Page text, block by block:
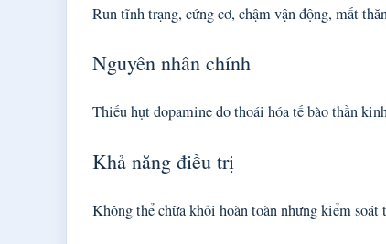
Run tĩnh trạng, cứng cơ, chậm vận động, mất
Nguyên nhân chính
Thiếu hụt dopamine do thoái hóa tế bào thần
Khả năng điều trị
Không thể chữa khỏi hoàn toàn nhưng kiểm